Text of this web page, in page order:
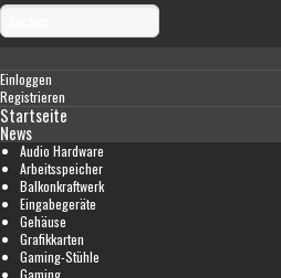
Einloggen
Registrieren
Startseite
News
Audio Hardware
Arbeitsspeicher
Balkonkraftwerk
Eingabegeräte
Gehäuse
Grafikkarten
Gaming-Stühle
Gaming